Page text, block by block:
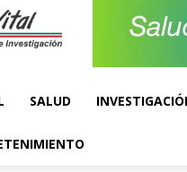
SALUD